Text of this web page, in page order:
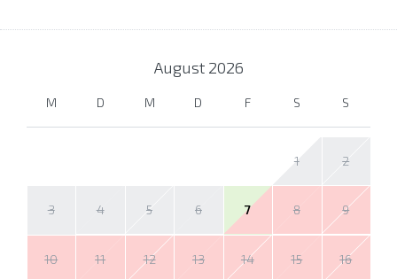
August 2026
M D M D F S S
1 2
3 4 5 6 7 8 9
10 11 12 13 14 15 16